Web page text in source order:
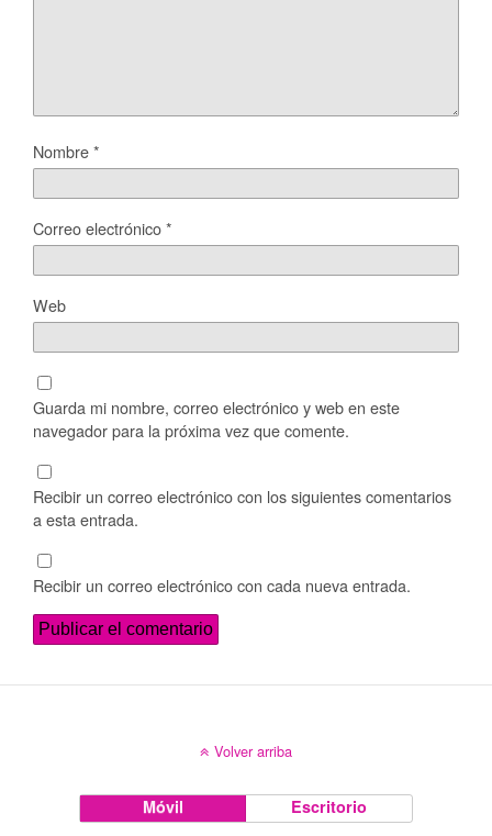
Nombre*
Correo electrónico*
Web
Guarda mi nombre, correo electrónico y web en este
navegador para la próxima vez que comente.
Recibir un correo electrónico con los siguientes comentarios
a esta entrada.
Recibir un correo electrónico con cada nueva entrada.
Volver arriba
Móvil Escritorio